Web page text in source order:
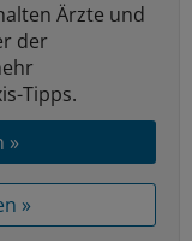
Ärzte und
der
Tipps.
»
»